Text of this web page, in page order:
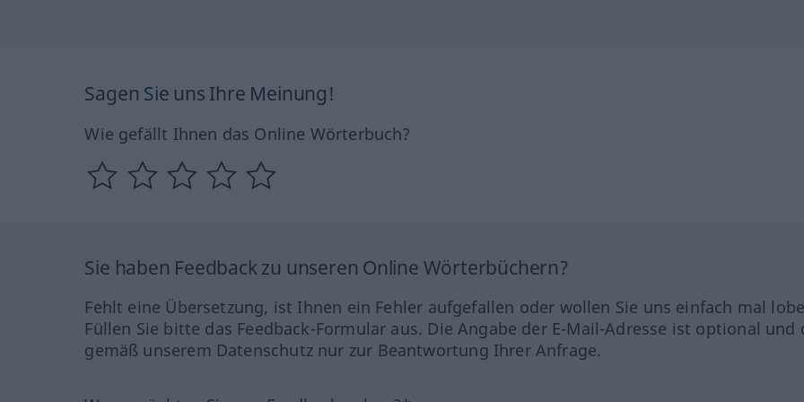
Sagen Sie uns Ihre Meinung!
Wie gefällt Ihnen das Online Wörterbuch?
Sie haben Feedback zu unseren Online Wörterbüchern?
Fehlt eine Übersetzung, ist Ihnen ein Fehler aufgefallen oder wollen Sie uns einfach mal
Füllen Sie bitte das Feedback-Formular aus. Die Angabe der E-Mail-Adresse ist optional und
gemäß unserem Datenschutz nur zur Beantwortung Ihrer Anfrage.